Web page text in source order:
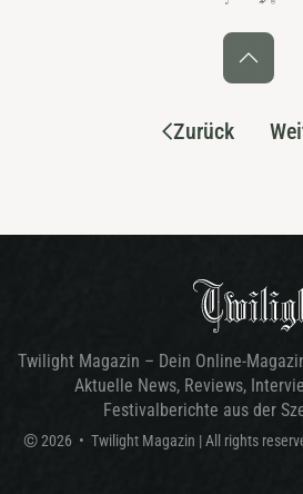
Zurück
Twilight Magazin – Dein Online-
Aktuelle News, Reviews,
Festivalberichte aus der
© 2026 • Twilight Magazin | All rights